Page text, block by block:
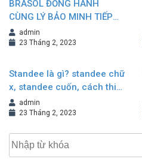
BRASOL ĐỒNG HÀNH
CÙNG LÝ BẢO MINH TIẾP
NỐI VÀ KHẲNG ĐỊNH
THƯƠNG HIỆU
admin
23 Tháng 2, 2023
Standee là gì? standee chữ
x, standee cuốn, cách thiết
kế standee đẹp
admin
23 Tháng 2, 2023